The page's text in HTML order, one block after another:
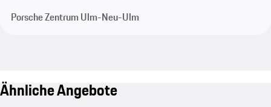
Porsche Zentrum Ulm-Neu-Ulm
Ähnliche Angebote